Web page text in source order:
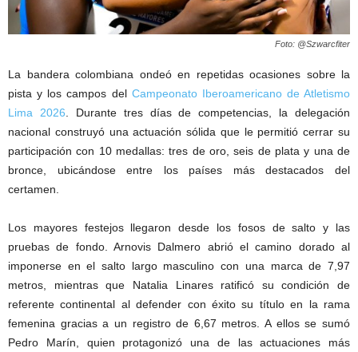
Foto: @Szwarcfiter
La bandera colombiana ondeó en repetidas ocasiones sobre la
pista y los campos del Campeonato Iberoamericano de Atletismo
Lima 2026 . Durante tres días de competencias, la delegación
nacional construyó una actuación sólida que le permitió cerrar su
participación con 10 medallas: tres de oro, seis de plata y una de
bronce, ubicándose entre los países más destacados del
certamen.
Los mayores festejos llegaron desde los fosos de salto y las
pruebas de fondo. Arnovis Dalmero abrió el camino dorado al
imponerse en el salto largo masculino con una marca de 7,97
metros, mientras que Natalia Linares ratificó su condición de
referente continental al defender con éxito su título en la rama
femenina gracias a un registro de 6,67 metros. A ellos se sumó
Pedro Marín, quien protagonizó una de las actuaciones más